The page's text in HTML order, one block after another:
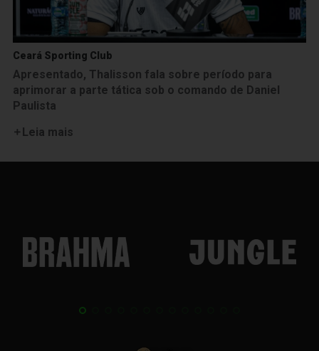
Ceará Sporting Club
Apresentado, Thalisson fala sobre período para
aprimorar a parte tática sob o comando de Daniel
Paulista
Leia mais